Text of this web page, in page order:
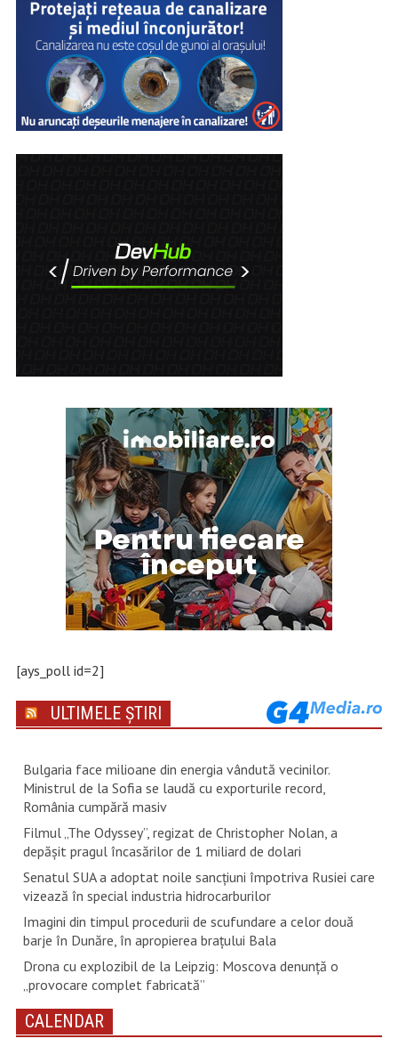
[ays_poll id=2]
ULTIMELE ȘTIRI
Bulgaria face milioane din energia vândută vecinilor.
Ministrul de la Sofia se laudă cu exporturile record,
România cumpără masiv
Filmul „The Odyssey”, regizat de Christopher Nolan, a
depăşit pragul încasărilor de 1 miliard de dolari
Senatul SUA a adoptat noile sancţiuni împotriva Rusiei care
vizează în special industria hidrocarburilor
Imagini din timpul procedurii de scufundare a celor două
barje în Dunăre, în apropierea brațului Bala
Drona cu explozibil de la Leipzig: Moscova denunţă o
„provocare complet fabricată”
CALENDAR